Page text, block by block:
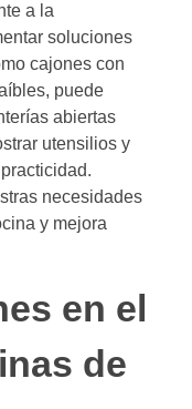
a la
soluciones
cajones con
puede
abiertas
utensilios y
necesidades
y mejora
en el
de